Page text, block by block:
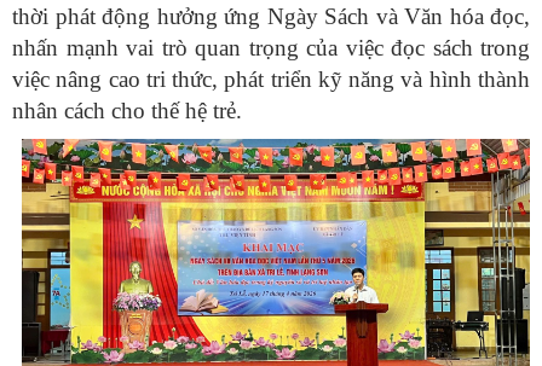
thời phát động hưởng ứng Ngày Sách và Văn hóa đọc,
nhấn mạnh vai trò quan trọng của việc đọc sách trong
việc nâng cao tri thức, phát triển kỹ năng và hình thành
nhân cách cho thế hệ trẻ.